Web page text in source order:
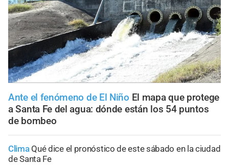
Ante el fenómeno de El Niño El mapa que protege
a Santa Fe del agua: dónde están los 54 puntos
de bombeo
Clima Qué dice el pronóstico de este sábado en la ciudad
de Santa Fe